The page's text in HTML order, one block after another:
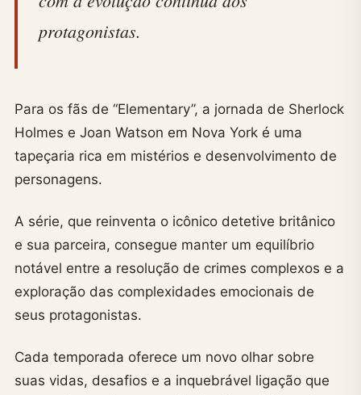
protagonistas.
Para os fãs de “Elementary”, a jornada de Sherlock
Holmes e Joan Watson em Nova York é uma
tapeçaria rica em mistérios e desenvolvimento de
personagens.
A série, que reinventa o icônico detetive britânico
e sua parceira, consegue manter um equilíbrio
notável entre a resolução de crimes complexos e a
exploração das complexidades emocionais de
seus protagonistas.
Cada temporada oferece um novo olhar sobre
suas vidas, desafios e a inquebrável ligação que